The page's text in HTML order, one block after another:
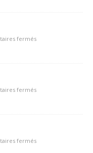
fermés
fermés
fermés